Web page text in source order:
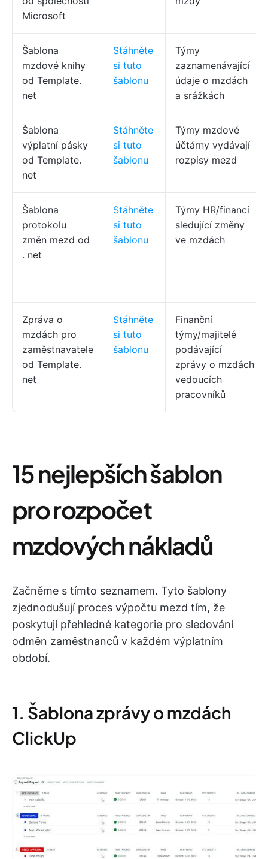
Microsoft
Šablona
mzdové knihy
od Template.
net
Stáhněte
si tuto
šablonu
Týmy
zaznamenávající
údaje o mzdách
a srážkách
Šablona
výplatní pásky
od Template.
net
Stáhněte
si tuto
šablonu
Týmy mzdové
účtárny vydávají
rozpisy mezd
Šablona
protokolu
změn mezd od
. net
Stáhněte
si tuto
šablonu
Týmy HR/financí
sledující změny
ve mzdách
Zpráva o
mzdách pro
zaměstnavatele
od Template.
net
Stáhněte
si tuto
šablonu
Finanční
týmy/majitelé
podávající
zprávy o mzdách
vedoucích
pracovníků
15 nejlepších šablon
pro rozpočet
mzdových nákladů
Začněme s tímto seznamem. Tyto šablony
zjednodušují proces výpočtu mezd tím, že
poskytují přehledné kategorie pro sledování
odměn zaměstnanců v každém výplatním
období.
1. Šablona zprávy o mzdách
ClickUp